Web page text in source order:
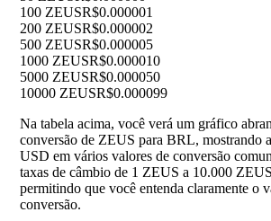
100 ZEUSR$0.000001
200 ZEUSR$0.000002
500 ZEUSR$0.000005
1000 ZEUSR$0.000010
5000 ZEUSR$0.000050
10000 ZEUSR$0.000099
Na tabela acima, você verá um gráfico
conversão de ZEUS para BRL, mostrando
USD em vários valores de conversão
taxas de câmbio de 1 ZEUS a 10.000
permitindo que você entenda claramente o
conversão.